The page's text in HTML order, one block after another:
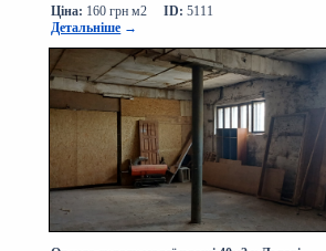
Ціна: 160 грн м2 ID: 5111
Детальніше →